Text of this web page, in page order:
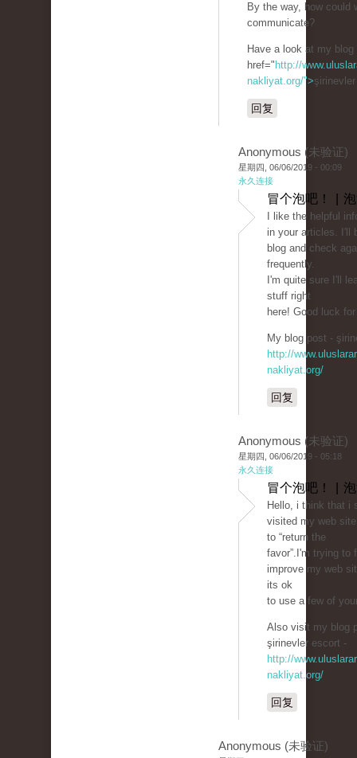
By the way, how could
communicate?
Have a look at my
href=" http://
nakliyat.org/">
回复
Anonymous (未验证)
星期四, 06/06/2019 - 00:09
永久连接
冒个泡吧！ |
I like the helpful
in your articles. I'll
blog and check
frequently.
I'm quite sure I'll
stuff right
here! Good luck
My blog post -
http://
nakliyat.org/
回复
Anonymous (未验证)
星期四, 06/06/2019 - 05:18
永久连接
冒个泡吧！ |
Hello, i think that i
visited my web
to “return the
favor”.I'm trying to
improve my web
its ok
to use a few of
Also visit my blog
şirinevler escort -
http://
nakliyat.org/
回复
Anonymous (未验证)